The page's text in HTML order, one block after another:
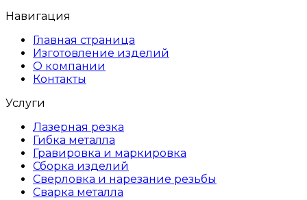
Навигация
Главная страница
Изготовление изделий
О компании
Контакты
Услуги
Лазерная резка
Гибка металла
Гравировка и маркировка
Сборка изделий
Сверловка и нарезание резьбы
Сварка металла